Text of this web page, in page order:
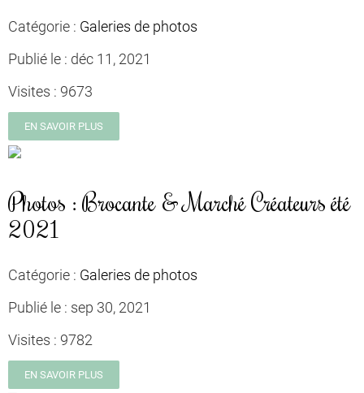
Catégorie : Galeries de photos
Publié le : déc 11, 2021
Visites : 9673
EN SAVOIR PLUS
Photos : Brocante & Marché Créateurs été
2021
Catégorie : Galeries de photos
Publié le : sep 30, 2021
Visites : 9782
EN SAVOIR PLUS